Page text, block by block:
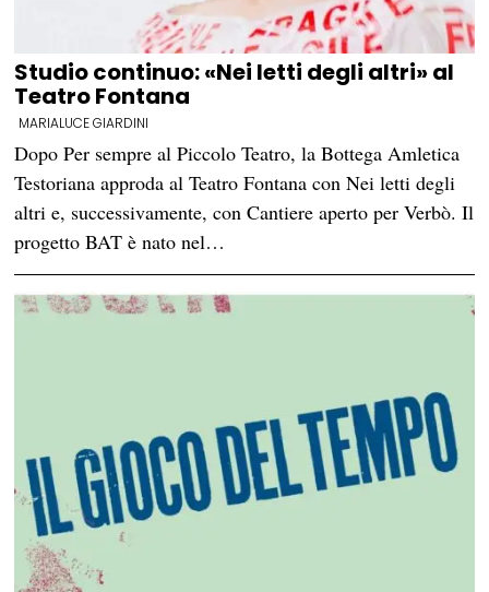
Studio continuo: «Nei letti degli altri» al
Teatro Fontana
MARIALUCE GIARDINI
Dopo Per sempre al Piccolo Teatro, la Bottega Amletica
Testoriana approda al Teatro Fontana con Nei letti degli
altri e, successivamente, con Cantiere aperto per Verbò. Il
progetto BAT è nato nel…